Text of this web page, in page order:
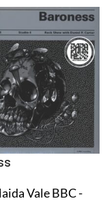
Vale BBC -